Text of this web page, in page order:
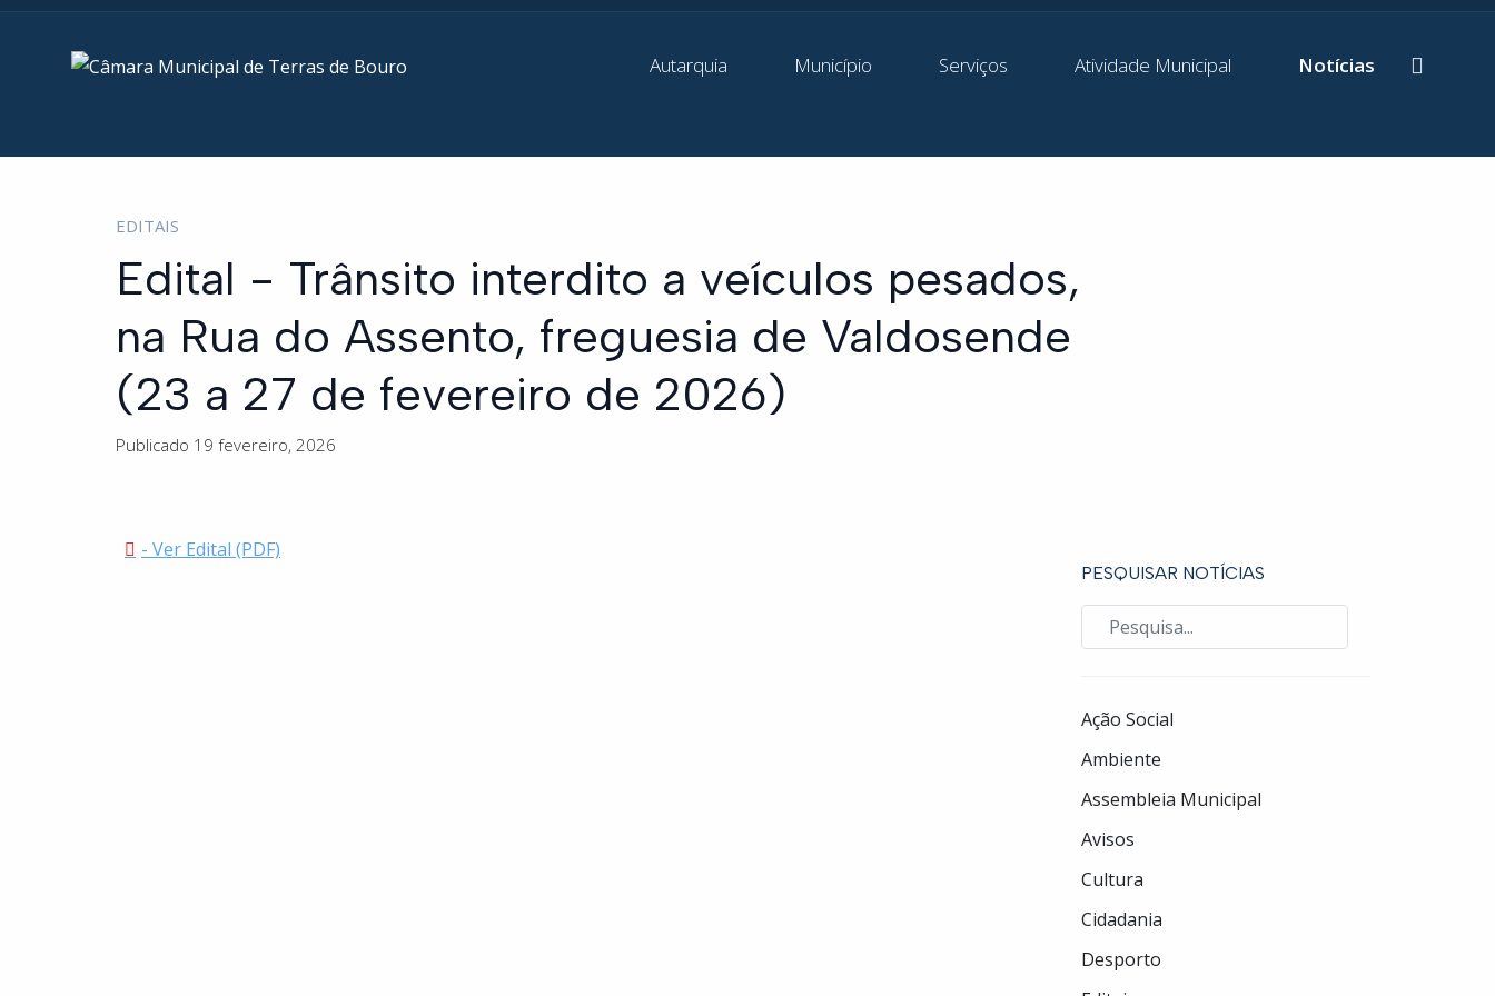
Autarquia Município Serviços Atividade Municipal Notícias
EDITAIS
Edital - Trânsito interdito a veículos pesados,
na Rua do Assento, freguesia de Valdosende
(23 a 27 de fevereiro de 2026)
Publicado 19 fevereiro, 2026
- Ver Edital (PDF)
PESQUISAR NOTÍCIAS
Ação Social
Ambiente
Assembleia Municipal
Avisos
Cultura
Cidadania
Desporto